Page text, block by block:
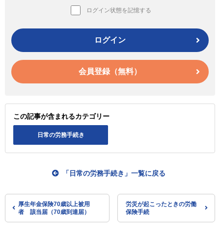
ログイン状態を記憶する
ログイン
会員登録（無料）
この記事が含まれるカテゴリー
日常の労務手続き
厚生年金保険70歳以上被用
者 該当届（70歳到達届）
「日常の労務手続き」一覧に戻る
労災が起こったときの労働
保険手続